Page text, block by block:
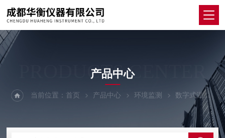
PRODUCTS CENTER
产品中心
当前位置：首页 产品中心 环境监测 数字式温湿度计